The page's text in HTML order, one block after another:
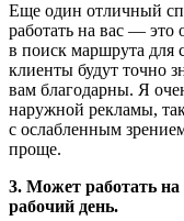
Еще один отличный
работать на вас — это
в поиск маршрута для
клиенты будут точно
вам благодарны. Я
наружной рекламы,
с ослабленным
проще.
3. Может работать
рабочий день.